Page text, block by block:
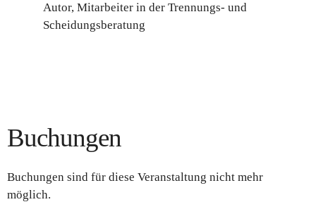
Autor, Mitarbeiter in der Trennungs- und
Scheidungsberatung
Buchungen
Buchungen sind für diese Veranstaltung nicht mehr
möglich.